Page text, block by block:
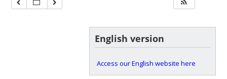
English version
Access our English website here